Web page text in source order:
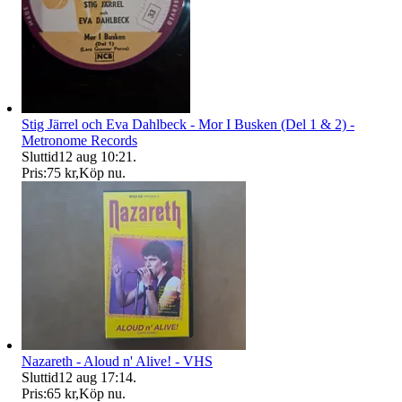
Stig Järrel och Eva Dahlbeck - Mor I Busken (Del 1 & 2) -
Metronome Records
Sluttid12 aug 10:21 .
Pris:75 kr,Köp nu.
Nazareth - Aloud n' Alive! - VHS
Sluttid12 aug 17:14.
Pris:65 kr,Köp nu.